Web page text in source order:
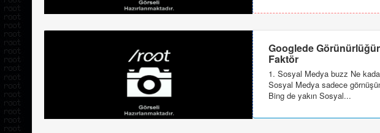
Googlede
Faktör
1. Sosyal Medya buzz Ne
Sosyal Medya sadece
Bing de yakın Sosyal...